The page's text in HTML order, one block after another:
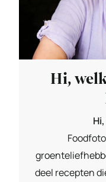
Hi,
deel recepten